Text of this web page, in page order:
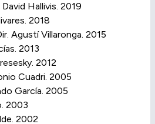
Hallivis. 2019
2018
Agustí Villaronga. 2015
2013
2012
Cuadri. 2005
García. 2005
2003
2002